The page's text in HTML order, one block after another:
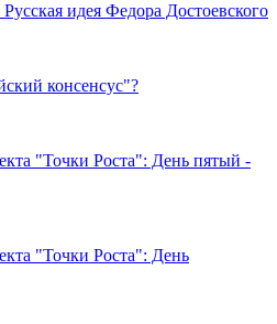
идея Федора Достоевского
консенсус"?
"Точки Роста": День пятый -
"Точки Роста": День